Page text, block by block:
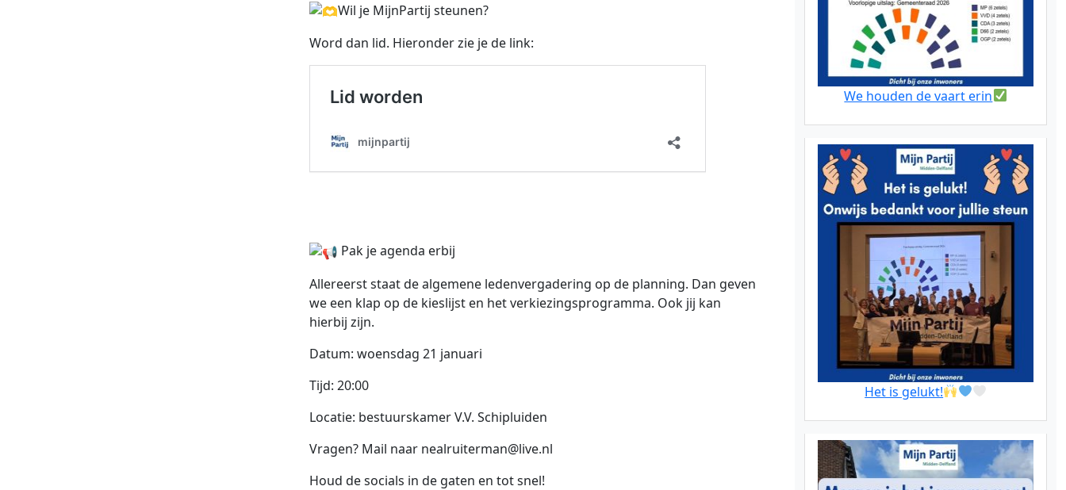
Wil je MijnPartij steunen?
Word dan lid. Hieronder zie je de link:
Pak je agenda erbij
Allereerst staat de algemene ledenvergadering op de planning. Dan geven
we een klap op de kieslijst en het verkiezingsprogramma. Ook jij kan
hierbij zijn.
Datum: woensdag 21 januari
Tijd: 20:00
Locatie: bestuurskamer V.V. Schipluiden
Vragen? Mail naar nealruiterman@live.nl
Houd de socials in de gaten en tot snel!
We houden de vaart erin
Het is gelukt!